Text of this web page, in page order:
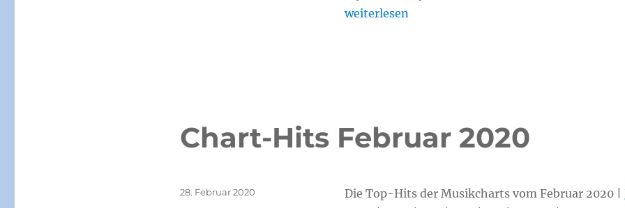
„Chart-Hits Februar 2021“
weiterlesen
Chart-Hits Februar 2020
Die Top-Hits der Musikcharts vom Februar 2020 |
Veröffentlicht
28. Februar 2020